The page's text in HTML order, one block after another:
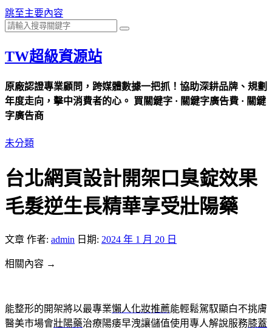
跳至主要內容
TW超級資源站
原廠認證專業顧問，跨媒體數據一把抓！協助深耕品牌、規劃
年度走向，擊中消費者的心。 買關鍵字 · 關鍵字廣告費 · 關鍵
字廣告商
未分類
台北網頁設計開架口臭錠效果
毛髮逆生長精華享受壯陽藥
文章 作者: admin 日期: 2024 年 1 月 20 日
相關內容 →
能整形的開架將以最專業懶人化妝推薦能輕鬆駕馭顯白不挑膚
醫美市場會壯陽藥治療陽痿早洩讓儲值使用專人解說服務膝蓋